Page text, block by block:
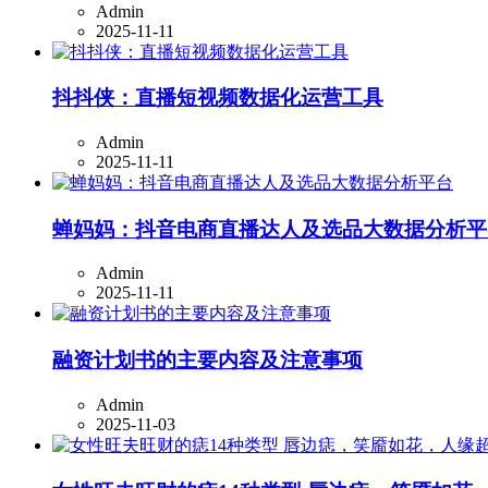
Admin
2025-11-11
抖抖侠：直播短视频数据化运营工具
Admin
2025-11-11
蝉妈妈：抖音电商直播达人及选品大数据分析
Admin
2025-11-11
融资计划书的主要内容及注意事项
Admin
2025-11-03